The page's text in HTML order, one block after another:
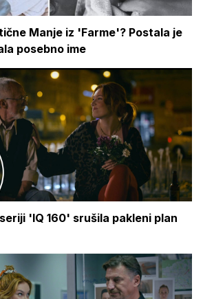
Manje iz 'Farme'? Postala je
posebno ime
'IQ 160' srušila pakleni plan